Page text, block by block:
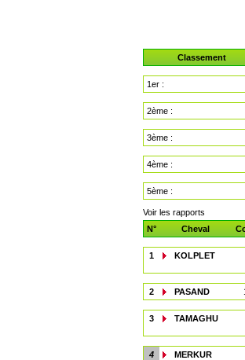
Classement
1er :
2ème :
3ème :
4ème :
5ème :
Voir les rapports
N°
Cheval
1 KOLPLET
2 PASAND
3 TAMAGHU
4 MERKUR